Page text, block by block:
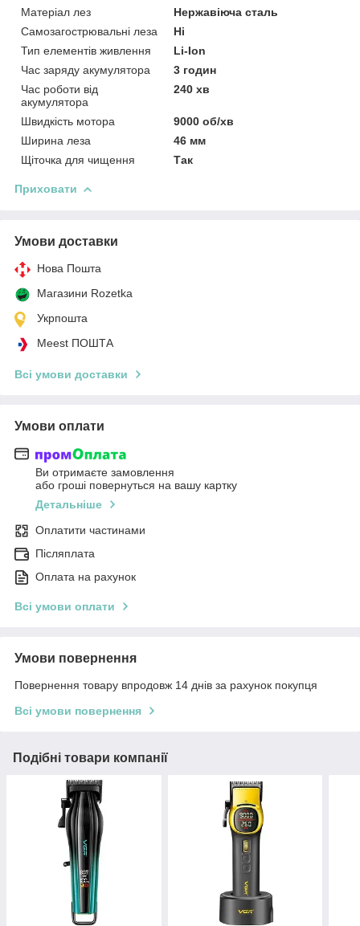
Матеріал лез
Нержавіюча сталь
Самозагострювальні леза
Ні
Тип елементів живлення
Li-Ion
Час заряду акумулятора
3 годин
Час роботи від
акумулятора
240 хв
Швидкість мотора
9000 об/хв
Ширина леза
46 мм
Щіточка для чищення
Так
Приховати
Умови доставки
Нова Пошта
Магазини Rozetka
Укрпошта
Meest ПОШТА
Всі умови доставки
Умови оплати
Ви отримаєте замовлення
або гроші повернуться на вашу картку
Детальніше
Оплатити частинами
Післяплата
Оплата на рахунок
Всі умови оплати
Умови повернення
Повернення товару впродовж 14 днів за рахунок покупця
Всі умови повернення
Подібні товари компанії